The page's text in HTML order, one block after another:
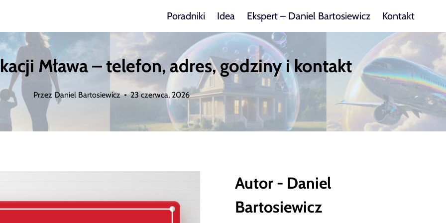
Poradniki Idea Ekspert – Daniel Bartosiewicz Kontakt
Mława – telefon, adres, godziny i kontakt
Przez Daniel Bartosiewicz 23 czerwca, 2026
Autor - Daniel
Bartosiewicz